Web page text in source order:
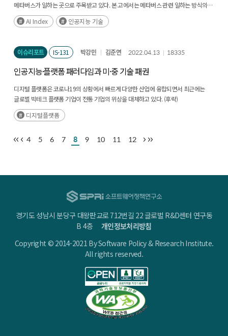
메타버스가 일하는 곳으로 주목받고 있다. 본 고에서는 메타버스 관련 일하는 방식의
변화 양상을 살펴보고 시사점을 제시하였다. (후략)
AI Index 인공지능 기술
이슈리포트 IS-131 박강민 김준연 2022.04.13 18335
인공지능·플랫폼 패러다임과 미·중 기술 패권
디지털 플랫폼은 코로나19의 상황에서 빠르게 다양한 산업에 융합되면서 최근에는
글로벌 빅테크 플랫폼 기업이 전통 기업의 위상을 대체하고 있다. (후략)
디지털플랫폼
4 5 6 7 8 9 10 11 12
경기도 성남시 분당구 대왕판교로 712번길 22 글로벌 R&D센터 연구동
B 4층개인정보처리방침
Copyright © 2014-2021 By Software Policy & Research Institute.
All rights reserved.